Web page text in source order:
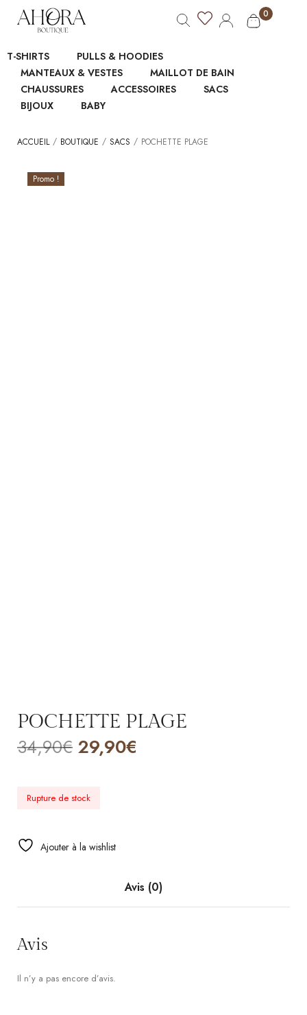
0
T-SHIRTS
PULLS & HOODIES
MANTEAUX & VESTES
MAILLOT DE BAIN
CHAUSSURES
ACCESSOIRES
SACS
BIJOUX
BABY
ACCUEIL / BOUTIQUE / SACS / POCHETTE PLAGE
Promo !
POCHETTE PLAGE
34,90€ 29,90€
Rupture de stock
Ajouter à la wishlist
Avis (0)
Avis
Il n’y a pas encore d’avis.